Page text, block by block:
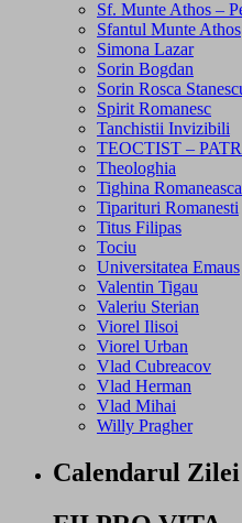
Sf. Munte Athos –
Sfantul Munte Athos
Simona Lazar
Sorin Bogdan
Sorin Rosca
Spirit Romanesc
Tanchistii Invizibili
TEOCTIST –
Theologhia
Tighina Romaneasca
Tiparituri Romanesti
Titus Filipas
Tociu
Universitatea Emaus
Valentin Tigau
Valeriu Sterian
Viorel Ilisoi
Viorel Urban
Vlad Cubreacov
Vlad Herman
Vlad Mihai
Willy Pragher
Calendarul Zilei